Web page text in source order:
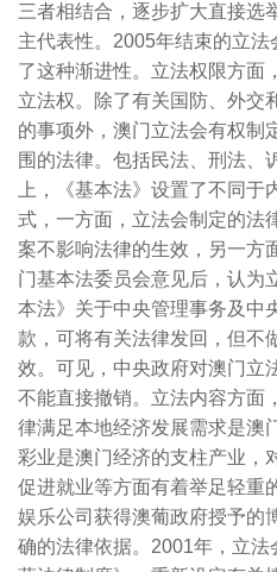
三者相结合，逐步扩大直接选
主代表性。 2005年结束的立法
了这种渐进性。立法权限方面
立法权。除了有关国防、外交
的事项外，澳门立法会有权制
围的法律。包括民法、刑法、
上，《基本法》设置了不同
式，一方面，立法会制定的法
案不影响法律的生效，另一方
门基本法委员会意见后，认为
本法》关于中央管理事务及中
款，可将有关法律发回，但不
效。可见，中央政府对澳门立
不能直接撤销。立法内容方面
律满足本地经济发展需求是澳
彩业是澳门经济的支柱产业，
促进就业等方面有着举足轻重
娱乐公司获得澳葡政府授予的
确的法律依据。 2001年，立法